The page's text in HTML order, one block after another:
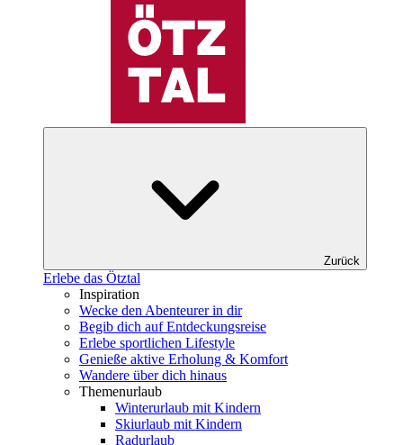
Zurück
Erlebe das Ötztal
Inspiration
Wecke den Abenteurer in dir
Begib dich auf Entdeckungsreise
Erlebe sportlichen Lifestyle
Genieße aktive Erholung & Komfort
Wandere über dich hinaus
Themenurlaub
Winterurlaub mit Kindern
Skiurlaub mit Kindern
Radurlaub